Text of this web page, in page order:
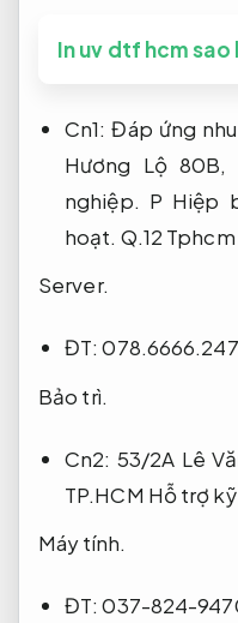
In uv dtf hcm sao
Cn1:Đáp ứng
Hương Lộ 80B,
nghiệp. P Hiệp
hoạt. Q.12 Tphcm
Server.
ĐT: 078.6666.247
Bảo trì.
Cn2: 53/2A Lê
TP.HCM Hỗ trợ
Máy tính.
ĐT: 037-824-